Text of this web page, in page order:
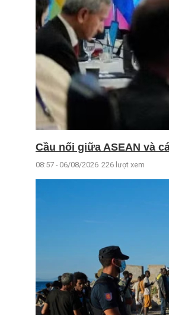
Cầu nối giữa ASEAN và
08:57 - 06/08/2026 226 lượt xem